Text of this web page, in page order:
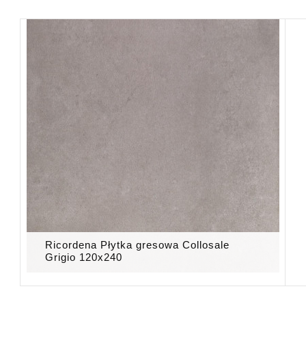
Ricordena Płytka gresowa Collosale
Grigio 120x240